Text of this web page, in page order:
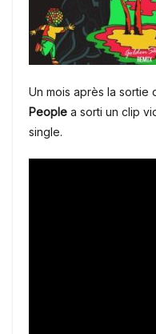
Un mois après la sortie
People a sorti un clip
single.